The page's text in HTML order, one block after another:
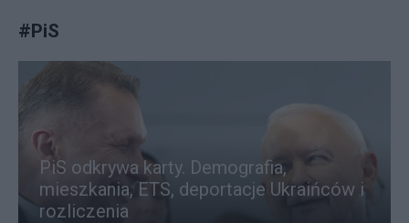
#PiS
PiS odkrywa karty. Demografia,
mieszkania, ETS, deportacje Ukraińców i
rozliczenia